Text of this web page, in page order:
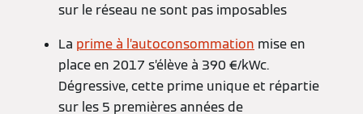
sur le réseau ne sont pas imposables
La prime à l’autoconsommation mise en
place en 2017 s’élève à 390 €/kWc.
Dégressive, cette prime unique et répartie
sur les 5 premières années de